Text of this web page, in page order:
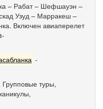
– Рабат – Шефшауэн –
Узуд – Марракеш –
Включен авиаперелет
-
Групповые туры,
,